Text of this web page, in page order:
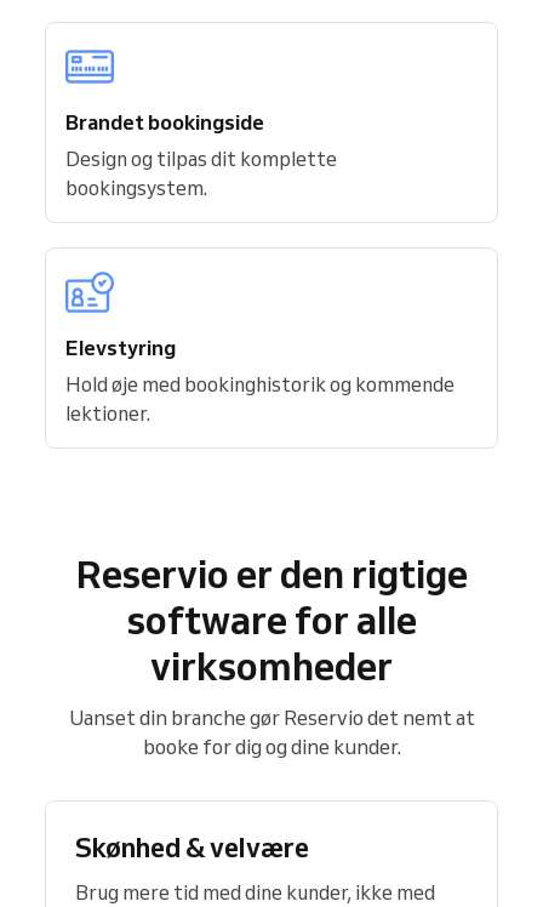
Brandet bookingside
Design og tilpas dit komplette
bookingsystem.
Elevstyring
Hold øje med bookinghistorik og kommende
lektioner.
Reservio er den rigtige
software for alle
virksomheder
Uanset din branche gør Reservio det nemt at
booke for dig og dine kunder.
Skønhed & velvære
Brug mere tid med dine kunder, ikke med